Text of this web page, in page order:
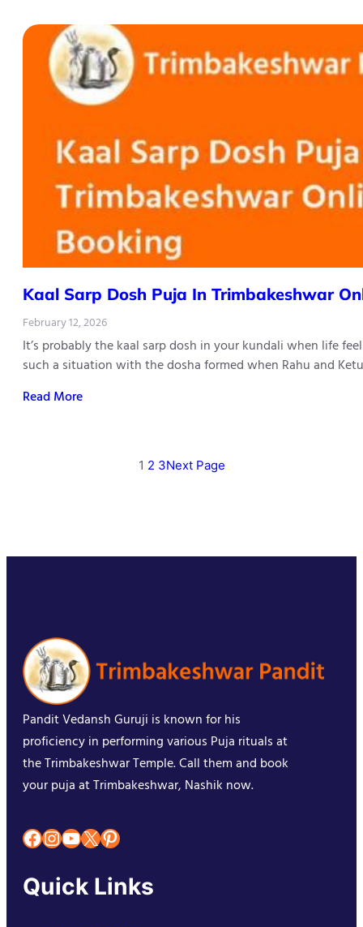
Kaal Sarp Dosh Puja In Trimbakeshwar
February 12, 2026
It’s probably the kaal sarp dosh in your kundali when life
such a situation with the dosha formed when Rahu and
Read More
1 2 3Next Page
Pandit Vedansh Guruji is known for his
proficiency in performing various Puja rituals at
the Trimbakeshwar Temple. Call them and book
your puja at Trimbakeshwar, Nashik now.
Facebook InstagramYouTube X Pinterest
Quick Links